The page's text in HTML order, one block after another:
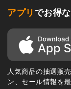
アプリ でお得
人気商品の抽選販
ン、セール情報を